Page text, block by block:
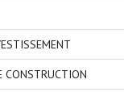
CONSTRUCTION